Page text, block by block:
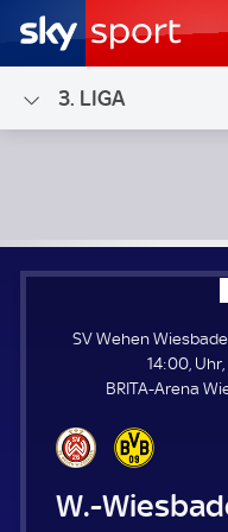
3. LIGA
SV Wehen
14:00,
BRITA-Arena
SV Wehen